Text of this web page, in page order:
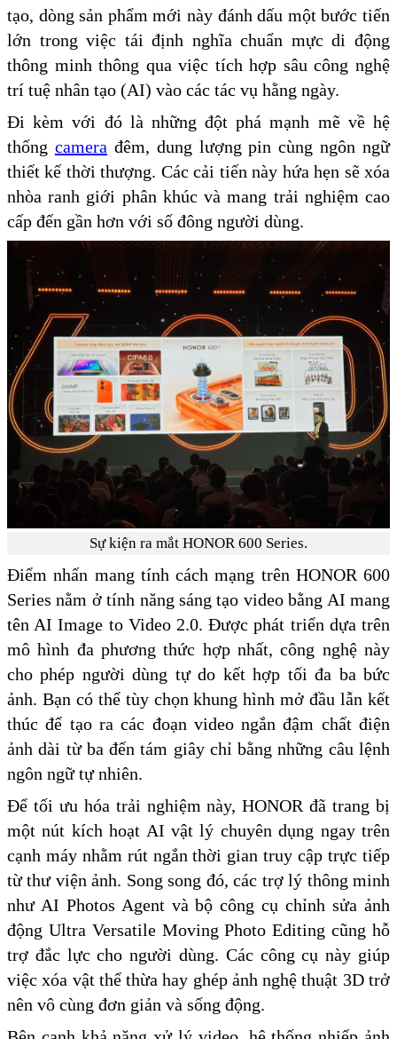
tạo, dòng sản phẩm mới này đánh dấu một bước tiến
lớn trong việc tái định nghĩa chuẩn mực di động
thông minh thông qua việc tích hợp sâu công nghệ
trí tuệ nhân tạo (AI) vào các tác vụ hằng ngày.
Đi kèm với đó là những đột phá mạnh mẽ về hệ
thống camera đêm, dung lượng pin cùng ngôn ngữ
thiết kế thời thượng. Các cải tiến này hứa hẹn sẽ xóa
nhòa ranh giới phân khúc và mang trải nghiệm cao
cấp đến gần hơn với số đông người dùng.
Sự kiện ra mắt HONOR 600 Series.
Điểm nhấn mang tính cách mạng trên HONOR 600
Series nằm ở tính năng sáng tạo video bằng AI mang
tên AI Image to Video 2.0. Được phát triển dựa trên
mô hình đa phương thức hợp nhất, công nghệ này
cho phép người dùng tự do kết hợp tối đa ba bức
ảnh. Bạn có thể tùy chọn khung hình mở đầu lẫn kết
thúc để tạo ra các đoạn video ngắn đậm chất điện
ảnh dài từ ba đến tám giây chỉ bằng những câu lệnh
ngôn ngữ tự nhiên.
Để tối ưu hóa trải nghiệm này, HONOR đã trang bị
một nút kích hoạt AI vật lý chuyên dụng ngay trên
cạnh máy nhằm rút ngắn thời gian truy cập trực tiếp
từ thư viện ảnh. Song song đó, các trợ lý thông minh
như AI Photos Agent và bộ công cụ chỉnh sửa ảnh
động Ultra Versatile Moving Photo Editing cũng hỗ
trợ đắc lực cho người dùng. Các công cụ này giúp
việc xóa vật thể thừa hay ghép ảnh nghệ thuật 3D trở
nên vô cùng đơn giản và sống động.